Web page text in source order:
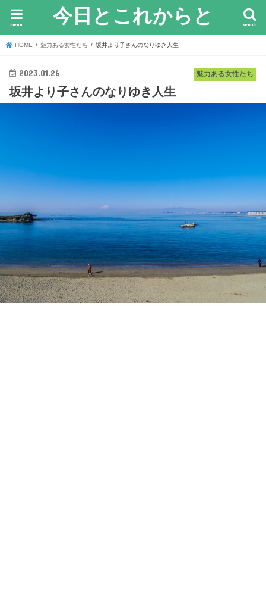
今日とこれからと search
menu
HOME 魅力ある女性たち 坂井より子さんのなりゆき人生
魅力ある女性たち
2023.01.26
坂井より子さんのなりゆき人生